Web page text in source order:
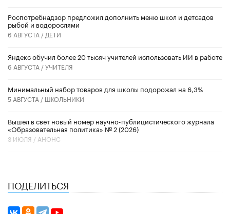
Роспотребнадзор предложил дополнить меню школ и детсадов
рыбой и водорослями
6 АВГУСТА / ДЕТИ
​Яндекс обучил более 20 тысяч учителей использовать ИИ в работе
6 АВГУСТА /УЧИТЕЛЯ
Минимальный набор товаров для школы подорожал на 6,3%
5 АВГУСТА / ШКОЛЬНИКИ
Вышел в свет новый номер научно-публицистического журнала
«Образовательная политика» № 2 (2026)
3 ИЮЛЯ / АНОНС
ПОДЕЛИТЬСЯ